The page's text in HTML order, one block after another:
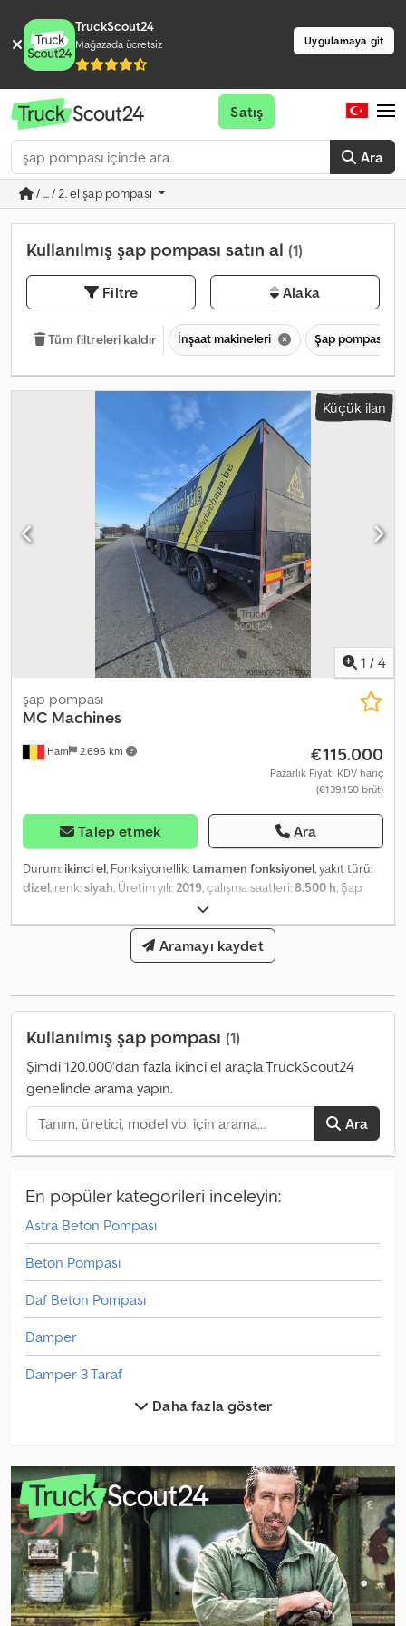
TruckScout24
Mağazada ücretsiz Uygulamaya git
Ara
Satış
/ ... / 2. el şap pompası
Kullanılmış şap pompası satın al (1)
Filtre Alaka
Tüm filtreleri kaldır İnşaat makineleri Şap pompası
Küçük ilan
1 / 4
Ham 2.696 km
şap pompası
MC Machines
€115.000
Pazarlık Fiyatı KDV hariç
(€139.150 brüt)
Talep etmek Ara
Durum: ikinci el, Fonksiyonellik:tamamen fonksiyonel, yakıt türü:
dizel, renk:siyah, Üretim yılı:2019, çalışma saatleri:8.500 h, Şap
pompası / şap makinesi / zemin kaplama makinesi, MC Machines
2019 Djdpjzd Rkfofx Af Uowa 8500 çalışma saati Her zaman
atölyede düzgün bir şekilde bakımlı (yakın zamanda bakımdan
geçti) Ekstra 500 l su tankı Lif karıştırma makineleri Yeni kazan /
nedeniyle satılık
Aramayı kaydet
Kullanılmış şap pompası (1)
Şimdi 120.000’dan fazla ikinci el araçla TruckScout24
genelinde arama yapın.
Ara
En popüler kategorileri inceleyin:
Astra Beton Pompası
Beton Pompası
Daf Beton Pompası
Damper
Damper 3 Taraf
Dapa Kipper
Diğer Beton Pompası
Diğer Parçalar Ve Aksesuarlar
Diğer Schubmaststapler
Diğer Süpürge/Sokak Hizmeti
Daha fazla göster